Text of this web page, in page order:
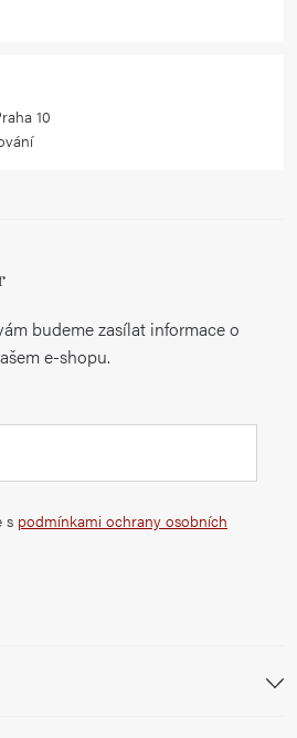
10
budeme zasílat informace o
e-shopu.
s podmínkami ochrany osobních